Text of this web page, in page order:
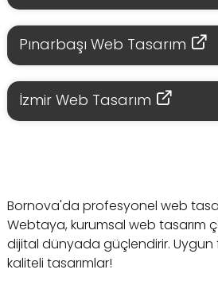
Pınarbaşı Web Tasarım
İzmir Web Tasarım
Bornova'da profesyonel web
Webtaya, kurumsal web tasarım
dijital dünyada güçlendirir. Uygun
kaliteli tasarımlar!